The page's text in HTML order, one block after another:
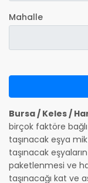
Mahalle
Bursa / Keles /
birçok faktöre
taşınacak eşya
taşınacak
paketlenmesi ve
taşınacağı kat ve